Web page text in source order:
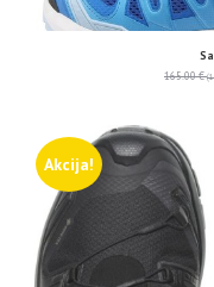
165.00€
Akcija!